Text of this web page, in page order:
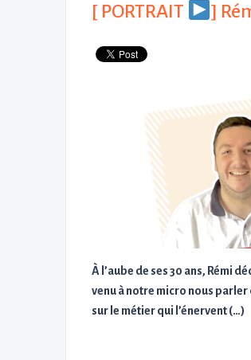
[ PORTRAIT ]
À l’aube de ses 30 ans, Rémi
venu à notre micro nous
sur le métier qui l’énervent (…)